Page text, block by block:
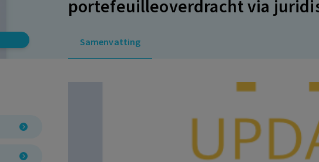
portefeuilleoverdracht via
Samenvatting